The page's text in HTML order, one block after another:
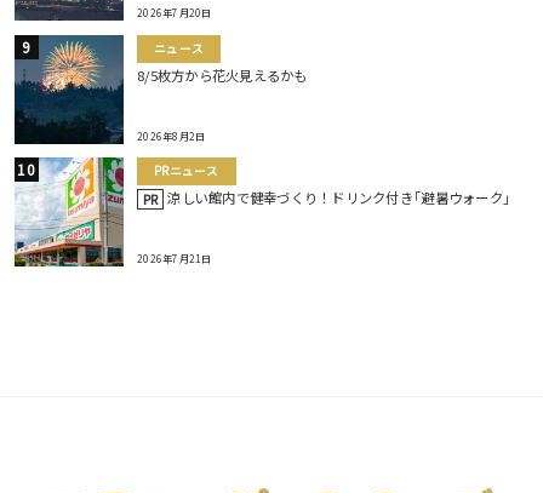
2026年7月20日
ニュース
8/5枚方から花火見えるかも
2026年8月2日
PRニュース
PR 涼しい館内で健幸づくり！ドリンク付き｢避暑ウォーク｣
2026年7月21日